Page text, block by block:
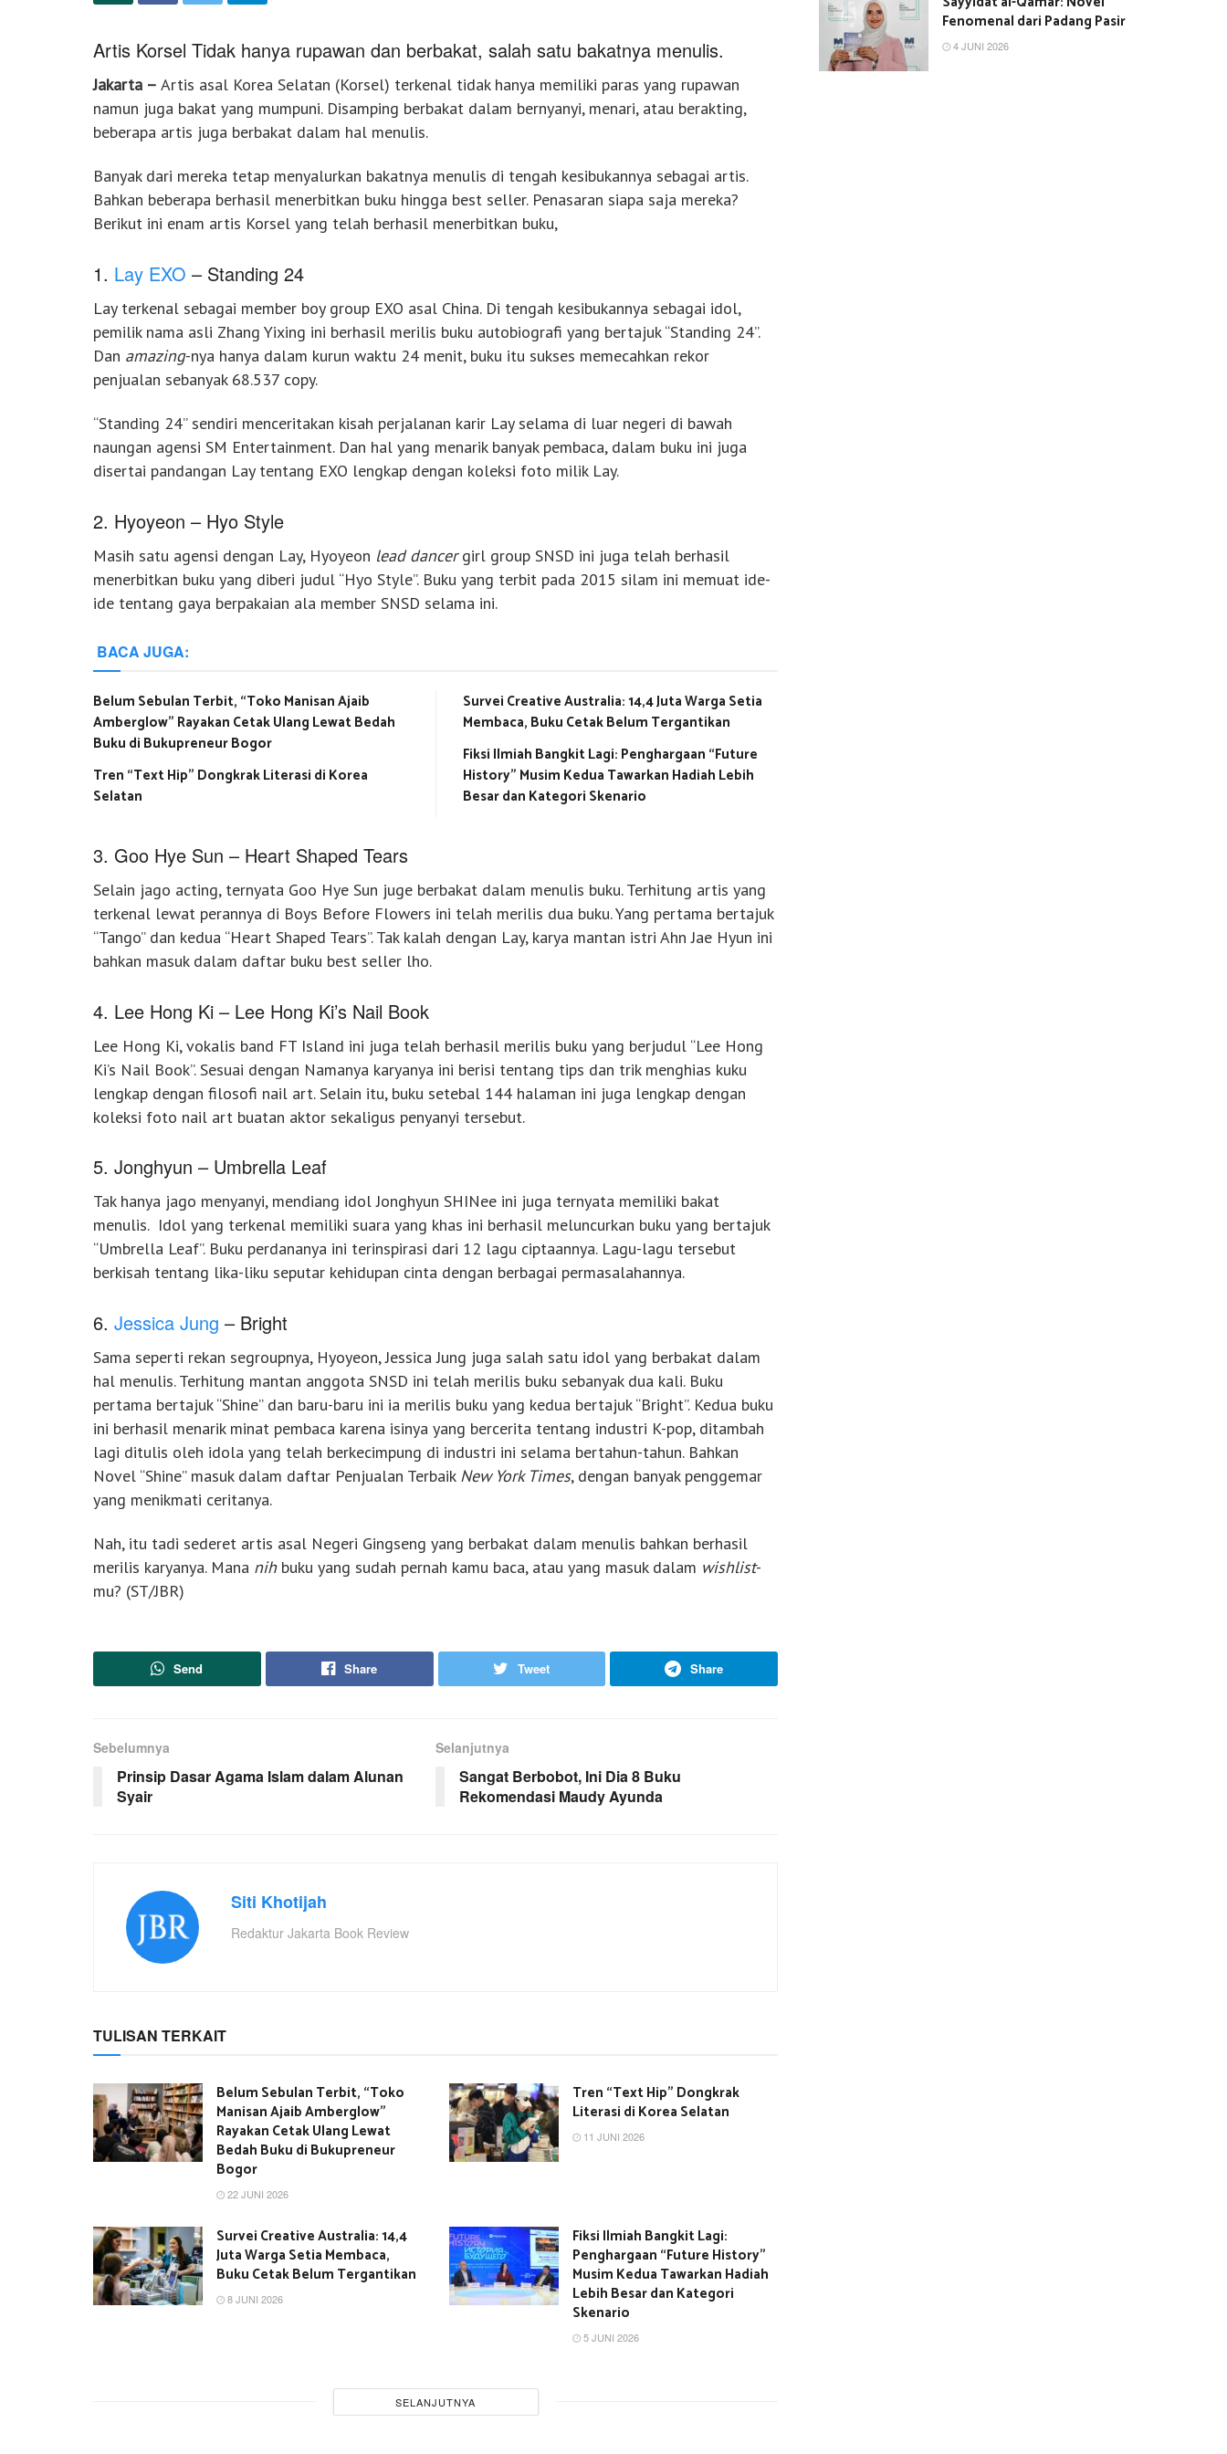
Artis Korsel Tidak hanya rupawan dan berbakat, salah satu bakatnya menulis.
Jakarta – Artis asal Korea Selatan (Korsel) terkenal tidak hanya memiliki paras yang rupawan
namun juga bakat yang mumpuni. Disamping berbakat dalam bernyanyi, menari, atau berakting,
beberapa artis juga berbakat dalam hal menulis.
Banyak dari mereka tetap menyalurkan bakatnya menulis di tengah kesibukannya sebagai artis.
Bahkan beberapa berhasil menerbitkan buku hingga best seller. Penasaran siapa saja mereka?
Berikut ini enam artis Korsel yang telah berhasil menerbitkan buku,
1. Lay EXO – Standing 24
Lay terkenal sebagai member boy group EXO asal China. Di tengah kesibukannya sebagai idol,
pemilik nama asli Zhang Yixing ini berhasil merilis buku autobiografi yang bertajuk “Standing 24”.
Dan amazing-nya hanya dalam kurun waktu 24 menit, buku itu sukses memecahkan rekor
penjualan sebanyak 68.537 copy.
“Standing 24” sendiri menceritakan kisah perjalanan karir Lay selama di luar negeri di bawah
naungan agensi SM Entertainment. Dan hal yang menarik banyak pembaca, dalam buku ini juga
disertai pandangan Lay tentang EXO lengkap dengan koleksi foto milik Lay.
2. Hyoyeon – Hyo Style
Masih satu agensi dengan Lay, Hyoyeon lead dancergirl group SNSD ini juga telah berhasil
menerbitkan buku yang diberi judul “Hyo Style”. Buku yang terbit pada 2015 silam ini memuat ide-
ide tentang gaya berpakaian ala member SNSD selama ini.
BACA JUGA:
Belum Sebulan Terbit, “Toko Manisan Ajaib
Amberglow” Rayakan Cetak Ulang Lewat Bedah
Buku di Bukupreneur Bogor
Tren “Text Hip” Dongkrak Literasi di Korea
Selatan
Survei Creative Australia: 14,4 Juta Warga Setia
Membaca, Buku Cetak Belum Tergantikan
Fiksi Ilmiah Bangkit Lagi: Penghargaan “Future
History” Musim Kedua Tawarkan Hadiah Lebih
Besar dan Kategori Skenario
3. Goo Hye Sun – Heart Shaped Tears
Selain jago acting, ternyata Goo Hye Sun juge berbakat dalam menulis buku. Terhitung artis yang
terkenal lewat perannya di Boys Before Flowers ini telah merilis dua buku. Yang pertama bertajuk
“Tango” dan kedua “Heart Shaped Tears”. Tak kalah dengan Lay, karya mantan istri Ahn Jae Hyun ini
bahkan masuk dalam daftar buku best seller lho.
4. Lee Hong Ki – Lee Hong Ki’s Nail Book
Lee Hong Ki, vokalis band FT Island ini juga telah berhasil merilis buku yang berjudul “Lee Hong
Ki’s Nail Book”. Sesuai dengan Namanya karyanya ini berisi tentang tips dan trik menghias kuku
lengkap dengan filosofi nail art. Selain itu, buku setebal 144 halaman ini juga lengkap dengan
koleksi foto nail art buatan aktor sekaligus penyanyi tersebut.
5. Jonghyun – Umbrella Leaf
Tak hanya jago menyanyi, mendiang idol Jonghyun SHINee ini juga ternyata memiliki bakat
menulis. Idol yang terkenal memiliki suara yang khas ini berhasil meluncurkan buku yang bertajuk
“Umbrella Leaf”. Buku perdananya ini terinspirasi dari 12 lagu ciptaannya. Lagu-lagu tersebut
berkisah tentang lika-liku seputar kehidupan cinta dengan berbagai permasalahannya.
6. Jessica Jung – Bright
Sama seperti rekan segroupnya, Hyoyeon, Jessica Jung juga salah satu idol yang berbakat dalam
hal menulis. Terhitung mantan anggota SNSD ini telah merilis buku sebanyak dua kali. Buku
pertama bertajuk “Shine” dan baru-baru ini ia merilis buku yang kedua bertajuk “Bright”. Kedua buku
ini berhasil menarik minat pembaca karena isinya yang bercerita tentang industri K-pop, ditambah
lagi ditulis oleh idola yang telah berkecimpung di industri ini selama bertahun-tahun. Bahkan
Novel “Shine” masuk dalam daftar Penjualan Terbaik New York Times, dengan banyak penggemar
yang menikmati ceritanya.
Nah, itu tadi sederet artis asal Negeri Gingseng yang berbakat dalam menulis bahkan berhasil
merilis karyanya. Mana nihbuku yang sudah pernah kamu baca, atau yang masuk dalam wishlist-
mu? (ST/JBR)
Send Share Tweet Share
Sebelumnya
Prinsip Dasar Agama Islam dalam Alunan
Syair
Selanjutnya
Sangat Berbobot, Ini Dia 8 Buku
Rekomendasi Maudy Ayunda
Siti Khotijah
Redaktur Jakarta Book Review
TULISAN TERKAIT
Belum Sebulan Terbit, “Toko
Manisan Ajaib Amberglow”
Rayakan Cetak Ulang Lewat
Bedah Buku di Bukupreneur
Bogor
22 JUNI 2026
Tren “Text Hip” Dongkrak
Literasi di Korea Selatan
11 JUNI 2026
Survei Creative Australia: 14,4
Juta Warga Setia Membaca,
Buku Cetak Belum Tergantikan
8 JUNI 2026
Fiksi Ilmiah Bangkit Lagi:
Penghargaan “Future History”
Musim Kedua Tawarkan Hadiah
Lebih Besar dan Kategori
Skenario
5 JUNI 2026
SELANJUTNYA
Fenomenal dari Padang Pasir
4 JUNI 2026